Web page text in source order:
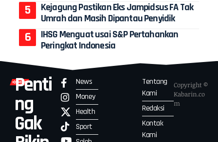
Kejagung Pastikan Eks Jampidsus FA Tak
Umrah dan Masih Dipantau Penyidik
IHSG Menguat usai S&P Pertahankan
Peringkat Indonesia
Penti
ng
Gak
News
Money
Health
Sport
Tentang
Kami
Redaksi
Kontak
Kami
Copyright ©
Kabarin.co
m